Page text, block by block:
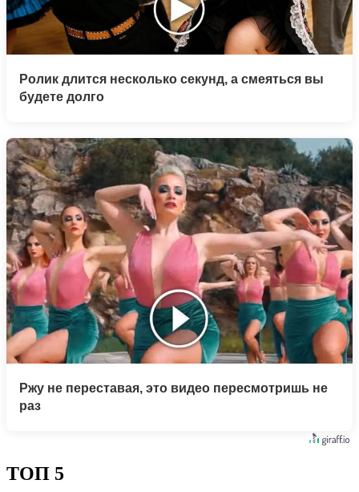
Ролик длится несколько секунд, а смеяться вы
будете долго
Ржу не переставая, это видео пересмотришь не
раз
ТОП 5